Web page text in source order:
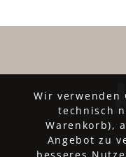
Wir verwenden
technisch
Warenkorb),
Angebot zu